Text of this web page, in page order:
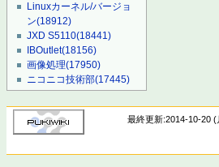
Linuxカーネル/バージョ
ン(18912)
JXD S5110(18441)
IBOutlet(18156)
画像処理(17950)
ニコニコ技術部(17445)
最終更新:2014-10-20